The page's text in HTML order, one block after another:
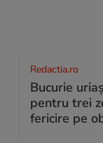
Redactia.ro
Bucurie
pentru trei
fericire pe